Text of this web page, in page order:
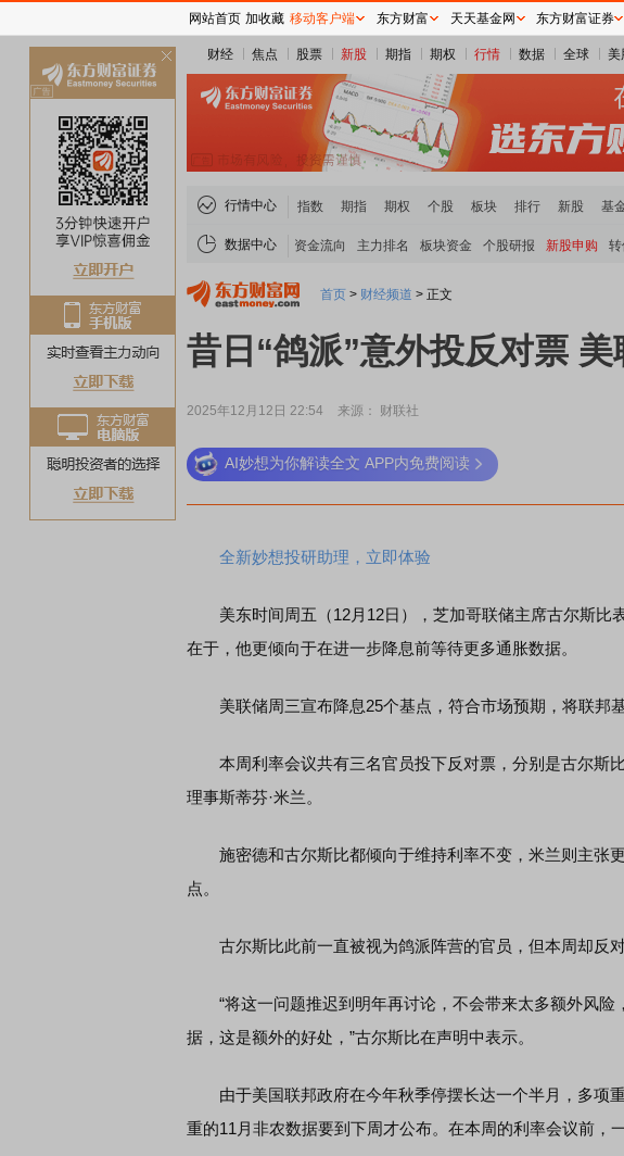
财经 焦点 股票 新股 期指 期权 行情 数据 全球 美
行情中心 指数 期指 期权 个股 板块 排行 新股 基
数据中心 资金流向 主力排名 板块资金 个股研报 新股申购 转
首页 > 财经频道 > 正文
昔日“鸽派”意外投反对票
2025年12月12日 22:54 来源： 财联社
AI妙想为你解读全文 APP内免费阅读
全新妙想投研助理，立即体验
美东时间周五（12月12日），芝加哥联储主席古尔斯比
在于，他更倾向于在进一步降息前等待更多通胀数据。
美联储周三宣布降息25个基点，符合市场预期，将联邦基
本周利率会议共有三名官员投下反对票，分别是古尔斯
理事斯蒂芬·米兰。
施密德和古尔斯比都倾向于维持利率不变，米兰则主张
点。
古尔斯比此前一直被视为鸽派阵营的官员，但本周却反对
“将这一问题推迟到明年再讨论，不会带来太多额外风险
据，这是额外的好处，”古尔斯比在声明中表示。
由于美国联邦政府在今年秋季停摆长达一个半月，多项
重的11月非农数据要到下周才公布。在本周的利率会议前，
稀土板块领涨
网站首页 加收藏 移动客户端 东方财富 天天基金网 东方财富证券
关